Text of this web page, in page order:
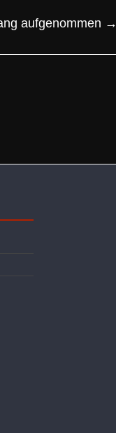
aufgenommen →